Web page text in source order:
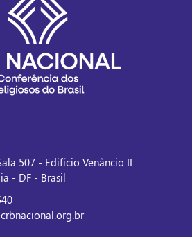
507 - Edifício Venâncio II
- DF - Brasil